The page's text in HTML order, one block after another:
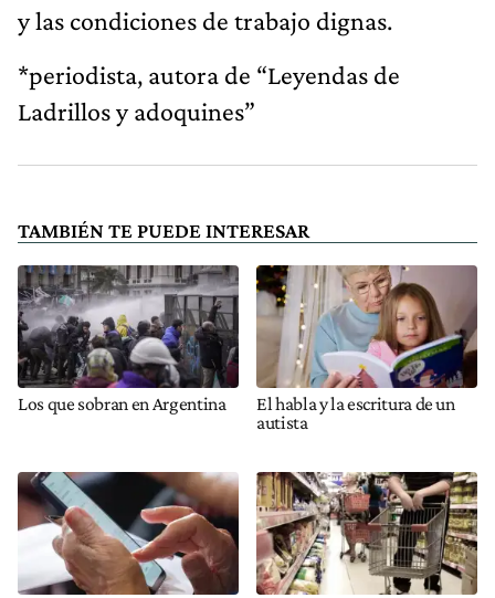
y las condiciones de trabajo dignas.
*periodista, autora de “Leyendas de
Ladrillos y adoquines”
TAMBIÉN TE PUEDE INTERESAR
Los que sobran en Argentina
El habla y la escritura de un
autista